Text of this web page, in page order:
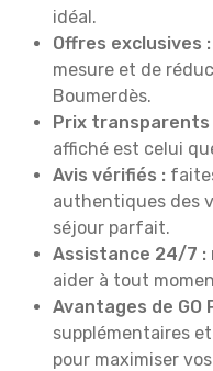
idéal.
Offres exclusives :
mesure et de
Boumerdès.
Prix transparents
affiché est celui
Avis vérifiés :
authentiques des
séjour parfait.
Assistance 24/7 :
aider à tout
Avantages de GO
supplémentaires
pour maximiser